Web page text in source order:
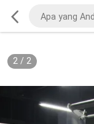
2/ 2